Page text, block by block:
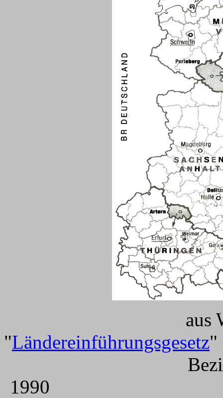
aus
"Ländereinführungsgesetz
Bezirke